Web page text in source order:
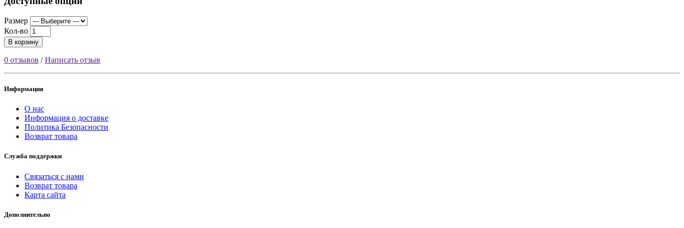
Размер
Кол-во
В корзину
0 отзывов /Написать отзыв
Информация
О нас
Информация о доставке
Политика Безопасности
Возврат товара
Служба поддержки
Связаться с нами
Возврат товара
Карта сайта
Дополнительно